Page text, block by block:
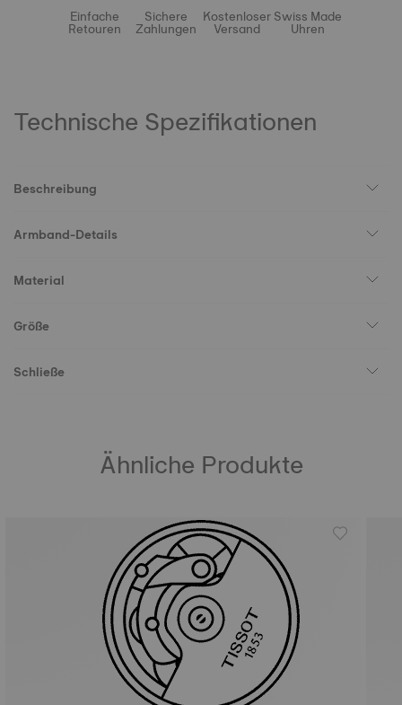
Einfache
Retouren
Sichere
Zahlungen
Kostenloser
Versand
Swiss Made
Uhren
Technische Spezifikationen
Beschreibung
Armband-Details
Material
Größe
Schließe
Ähnliche Produkte